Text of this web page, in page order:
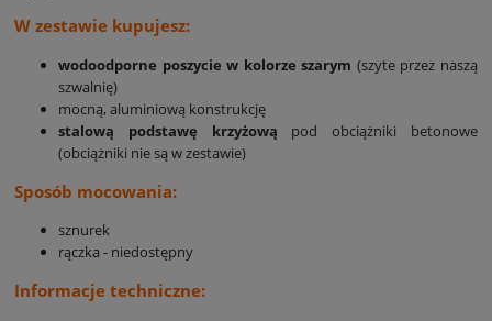
W zestawie kupujesz:
wodoodporne poszycie w kolorze szarym (szyte przez naszą
szwalnię)
mocną, aluminiową konstrukcję
stalową podstawę krzyżową pod obciążniki betonowe
(obciążniki nie są w zestawie)
Sposób mocowania:
sznurek
rączka - niedostępny
Informacje techniczne: